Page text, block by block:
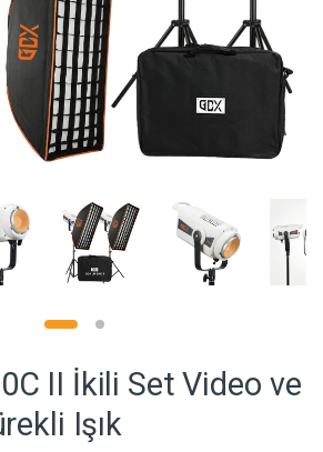
II İkili Set Video ve
Işık